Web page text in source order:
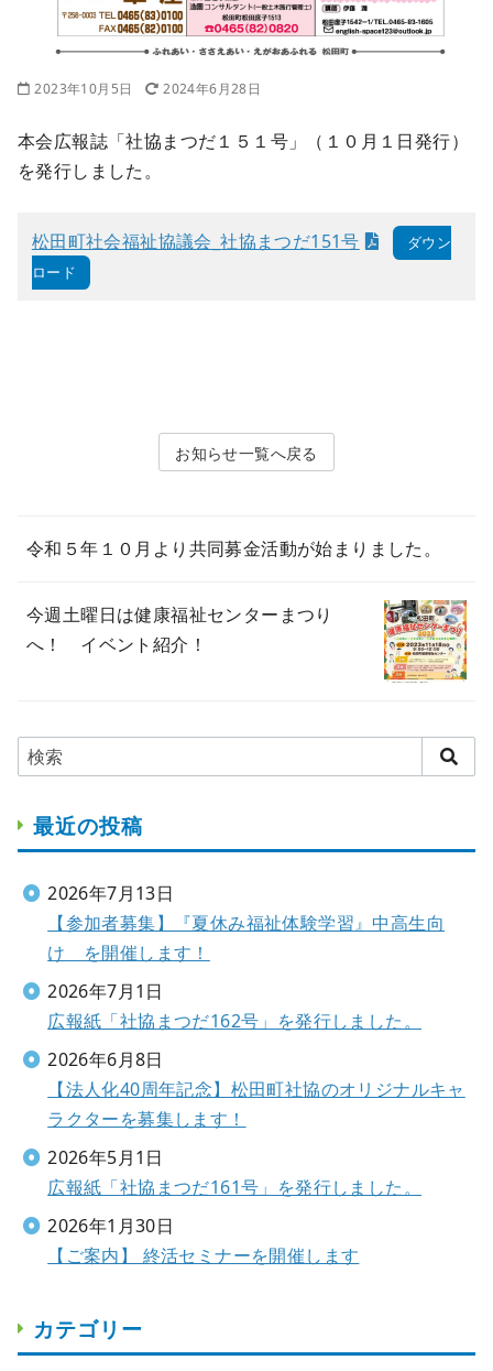
2023年10月5日 2024年6月28日
本会広報誌「社協まつだ１５１号」（１０月１日発行）
を発行しました。
松田町社会福祉協議会_社協まつだ151号
ダウン
ロード
お知らせ
令和５年１０月より共同募金活動が始まりました。
今週土曜日は健康福祉センターまつり
へ！ イベント紹介！
最近の投稿
【参加者募集】『夏休み福祉体験学習』中高生向
け を開催します！
2026年7月13日
広報紙「社協まつだ162号」を発行しました。
2026年7月1日
【法人化40周年記念】松田町社協のオリジナルキャ
ラクターを募集します！
2026年6月8日
広報紙「社協まつだ161号」を発行しました。
2026年5月1日
【ご案内】 終活セミナーを開催します
2026年1月30日
カテゴリー